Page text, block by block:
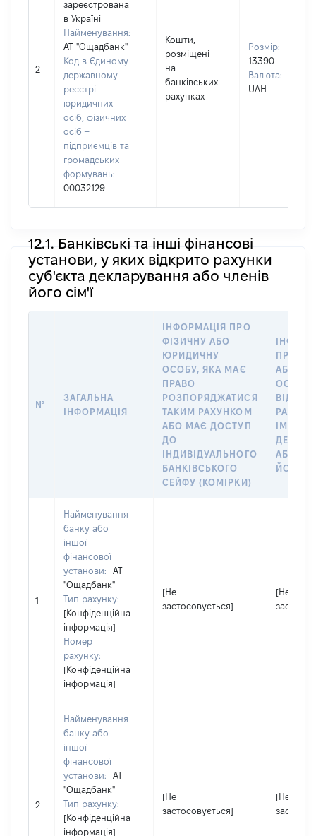
2
зареєстрована
в Україні
Найменування:
АТ "Ощадбанк"
Код в Єдиному
державному
реєстрі
юридичних
осіб, фізичних
осіб –
підприємців та
громадських
формувань:
00032129
Кошти,
розміщені
на
банківських
рахунках
Розмір:
13390
Валюта:
UAH
12.1. Банківські та інші фінансові
установи, у яких відкрито рахунки
суб'єкта декларування або членів
його сім'ї
№
ЗАГАЛЬНА
ІНФОРМАЦІЯ
ІНФОРМАЦІЯ ПРО
ФІЗИЧНУ АБО
ЮРИДИЧНУ
ОСОБУ, ЯКА МАЄ
ПРАВО
РОЗПОРЯДЖАТИСЯ
ТАКИМ РАХУНКОМ
АБО МАЄ ДОСТУП
ДО
ІНДИВІДУАЛЬНОГО
БАНКІВСЬКОГО
СЕЙФУ (КОМІРКИ)
ПРО
АБО
ОСОБУ,
ІМ’Я
АБО
ЙОГО
1
Найменування
банку або
іншої
фінансової
установи:
АТ
"Ощадбанк"
Тип рахунку:
[Конфіденційна
інформація]
Номер
рахунку:
[Конфіденційна
інформація]
[Не
застосовується]
[Не
2
Найменування
банку або
іншої
фінансової
установи:
АТ
"Ощадбанк"
Тип рахунку:
[Конфіденційна
інформація]
[Не
застосовується]
[Не